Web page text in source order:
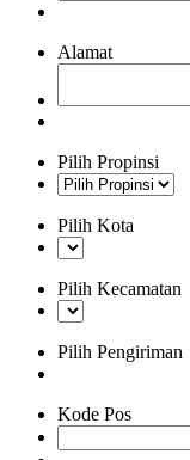
Alamat
Pilih Propinsi
Pilih Kota
Pilih Kecamatan
Pilih Pengiriman
Kode Pos